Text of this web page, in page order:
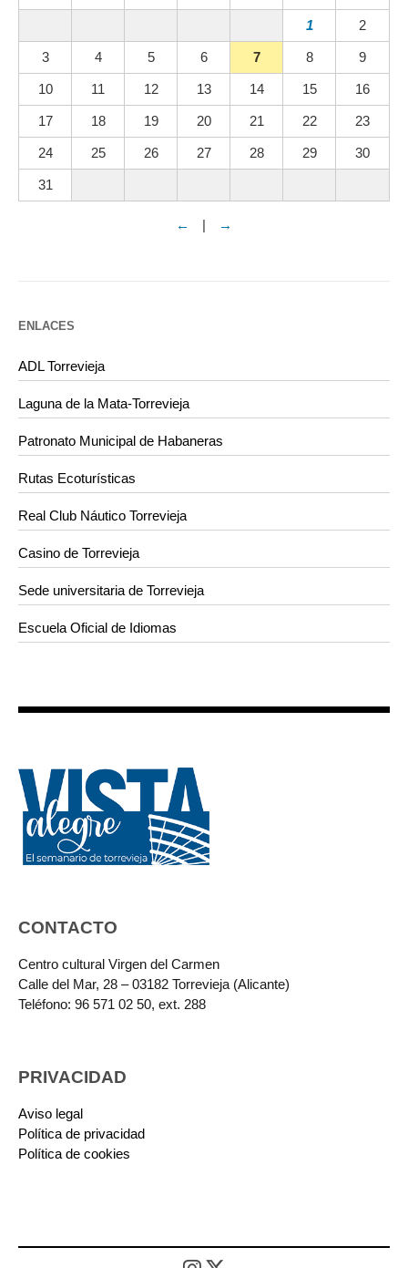
1 2
3 4 5 6 7 8 9
10 11 12 13 14 15 16
17 18 19 20 21 22 23
24 25 26 27 28 29 30
31
← →
ENLACES
ADL Torrevieja
Laguna de la Mata-Torrevieja
Patronato Municipal de Habaneras
Rutas Ecoturísticas
Real Club Náutico Torrevieja
Casino de Torrevieja
Sede universitaria de Torrevieja
Escuela Oficial de Idiomas
CONTACTO
Centro cultural Virgen del Carmen
Calle del Mar, 28 – 03182 Torrevieja (Alicante)
Teléfono: 96 571 02 50, ext. 288
PRIVACIDAD
Aviso legal
Política de privacidad
Política de cookies